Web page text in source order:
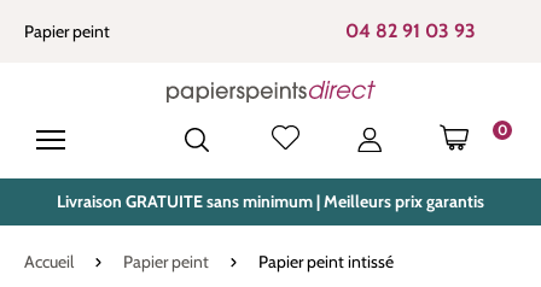
principal
Papier peint 04 82 91 03 93
0
LE
Livraison GRATUITE sans minimum | Meilleurs prix garantis
Accueil Papier peint Papier peint intissé